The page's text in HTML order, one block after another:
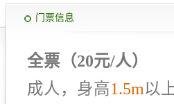
门票信息
全票（20元/人）
成人，身高1.5m以